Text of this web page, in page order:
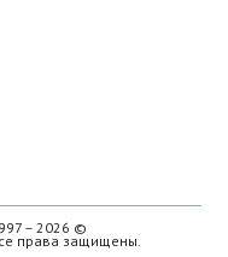
– 2026 ©
права защищены.